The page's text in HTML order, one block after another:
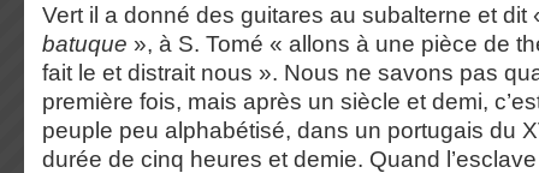
Vert il a donné des guitares au subalterne et dit
batuque », à S. Tomé « allons à une pièce de
fait le et distrait nous ». Nous ne savons pas
première fois, mais après un siècle et demi,
peuple peu alphabétisé, dans un portugais du
durée de cinq heures et demie. Quand